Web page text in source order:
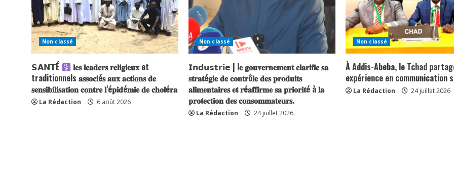
Non classé
𝗦𝗔𝗡𝗧É
𝐥𝐞𝐬 𝐥𝐞𝐚𝐝𝐞𝐫𝐬 𝐫𝐞𝐥𝐢𝐠𝐢𝐞𝐮𝐱 et
traditionnels 𝐚𝐬𝐬𝐨𝐜𝐢é𝐬 𝐚𝐮𝐱 𝐚𝐜𝐭𝐢𝐨𝐧𝐬 𝐝𝐞
𝐬𝐞𝐧𝐬𝐢𝐛𝐢𝐥𝐢𝐬𝐚𝐭𝐢𝐨𝐧 𝐜𝐨𝐧𝐭𝐫𝐞 𝐥’é𝐩𝐢𝐝é𝐦𝐢𝐞 𝐝𝐞 𝐜𝐡𝐨𝐥é𝐫𝐚
La Rédaction 6 août 2026
Non classé
𝗜𝗻𝗱𝘂𝘀𝘁𝗿𝗶𝗲 | l𝐞 𝐠𝐨𝐮𝐯𝐞𝐫𝐧𝐞𝐦𝐞𝐧𝐭 𝐜𝐥𝐚𝐫𝐢𝐟𝐢𝐞 𝐬𝐚
𝐬𝐭𝐫𝐚𝐭é𝐠𝐢𝐞 𝐝𝐞 𝐜𝐨𝐧𝐭𝐫ô𝐥𝐞 𝐝𝐞𝐬 𝐩𝐫𝐨𝐝𝐮𝐢𝐭𝐬
𝐚𝐥𝐢𝐦𝐞𝐧𝐭𝐚𝐢𝐫𝐞𝐬 𝐞𝐭 𝐫é𝐚𝐟𝐟𝐢𝐫𝐦𝐞 𝐬𝐚 𝐩𝐫𝐢𝐨𝐫𝐢𝐭é à 𝐥𝐚
𝐩𝐫𝐨𝐭𝐞𝐜𝐭𝐢𝐨𝐧 𝐝𝐞𝐬 𝐜𝐨𝐧𝐬𝐨𝐦𝐦𝐚𝐭𝐞𝐮𝐫𝐬.
La Rédaction 24 juillet 2026
Non classé
À Addis-Abeba, le Tchad
expérience en communication
La Rédaction 24 juillet 2026